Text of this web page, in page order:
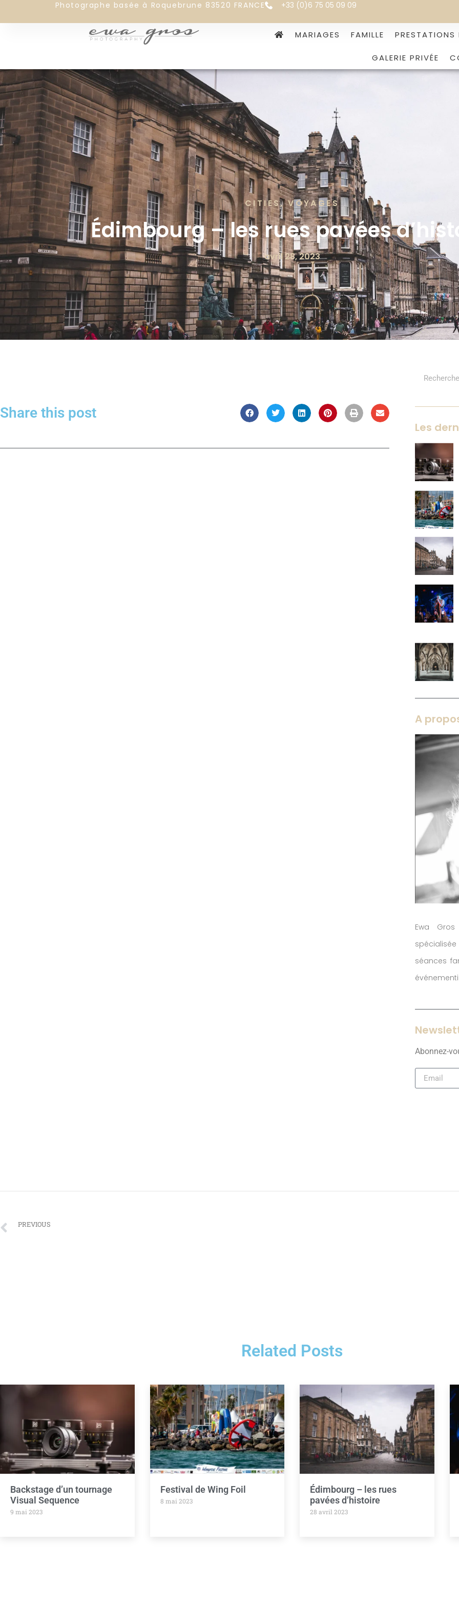
Photographe basée à Roquebrune 83520 FRANCE +33 (0)6 75 05 09 09
MARIAGES FAMILLE
GALERIE PRIVÉE
CITIES,VOYAGES
Édimbourg – les rues pavées
avril 28, 2023
Share this post
Les
A
Ewa
séances
Abonnez-
PREVIOUS
Related Posts
Backstage d’un tournage
Visual Sequence
9 mai 2023
Festival de Wing Foil
8 mai 2023
Édimbourg – les rues
pavées d’histoire
28 avril 2023